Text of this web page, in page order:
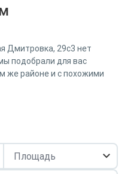
Дмитровка, 29с3 нет
подобрали для вас
же районе и с похожими